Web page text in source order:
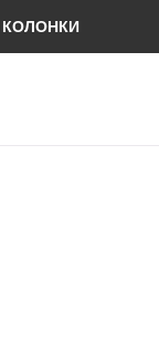
КОЛОНКИ